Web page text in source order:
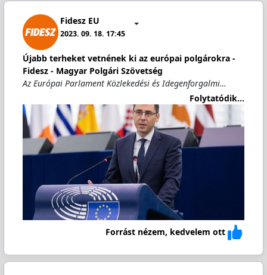
Fidesz EU
2023. 09. 18. 17:45
Újabb terheket vetnének ki az európai polgárokra -
Fidesz - Magyar Polgári Szövetség
Az Európai Parlament Közlekedési és Idegenforgalmi…
Folytatódik...
Forrást nézem, kedvelem ott